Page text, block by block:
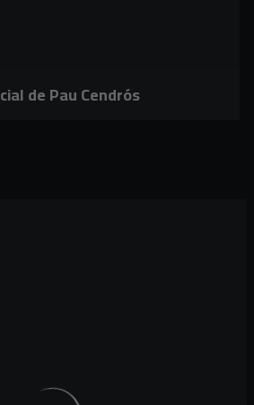
de Pau Cendrós